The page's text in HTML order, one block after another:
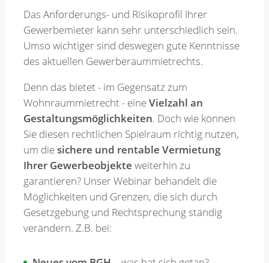
News
Kontakt
Merkzettel
Newsletter
Das Anforderungs- und Risikoprofil Ihrer
Gewerbemieter kann sehr unterschiedlich sein.
Umso wichtiger sind deswegen gute Kenntnisse
des aktuellen Gewerberaummietrechts.
Denn das bietet - im Gegensatz zum
Wohnraummietrecht - eineVielzahl an
Gestaltungsmöglichkeiten. Doch wie können
Sie diesen rechtlichen Spielraum richtig nutzen,
um diesichere und rentable Vermietung
Ihrer Gewerbeobjekte weiterhin zu
garantieren? Unser Webinar behandelt die
Möglichkeiten und Grenzen, die sich durch
Gesetzgebung und Rechtsprechung ständig
verändern. Z.B. bei: